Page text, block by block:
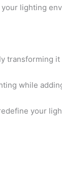
lighting
transforming
while
your